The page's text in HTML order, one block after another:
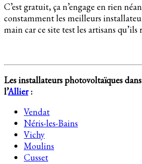
C’est gratuit, ça n’engage en rien
constamment les meilleurs
main car ce site test les artisans
Les installateurs photovoltaïques
l’Allier:
Vendat
Néris-les-Bains
Vichy
Moulins
Cusset